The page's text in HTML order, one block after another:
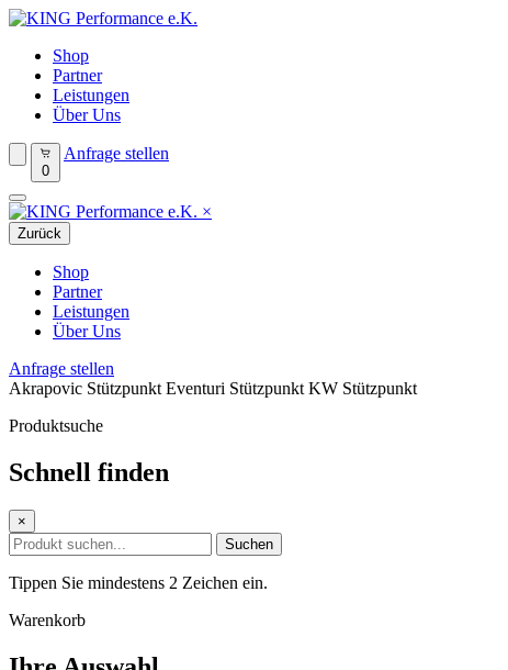
Shop
Partner
Leistungen
Über Uns
0
Anfrage stellen
×
Zurück
Shop
Partner
Leistungen
Über Uns
Anfrage stellen
Akrapovic Stützpunkt Eventuri Stützpunkt KW Stützpunkt
Produktsuche
Schnell finden
×
Suchen
Tippen Sie mindestens 2 Zeichen ein.
Warenkorb